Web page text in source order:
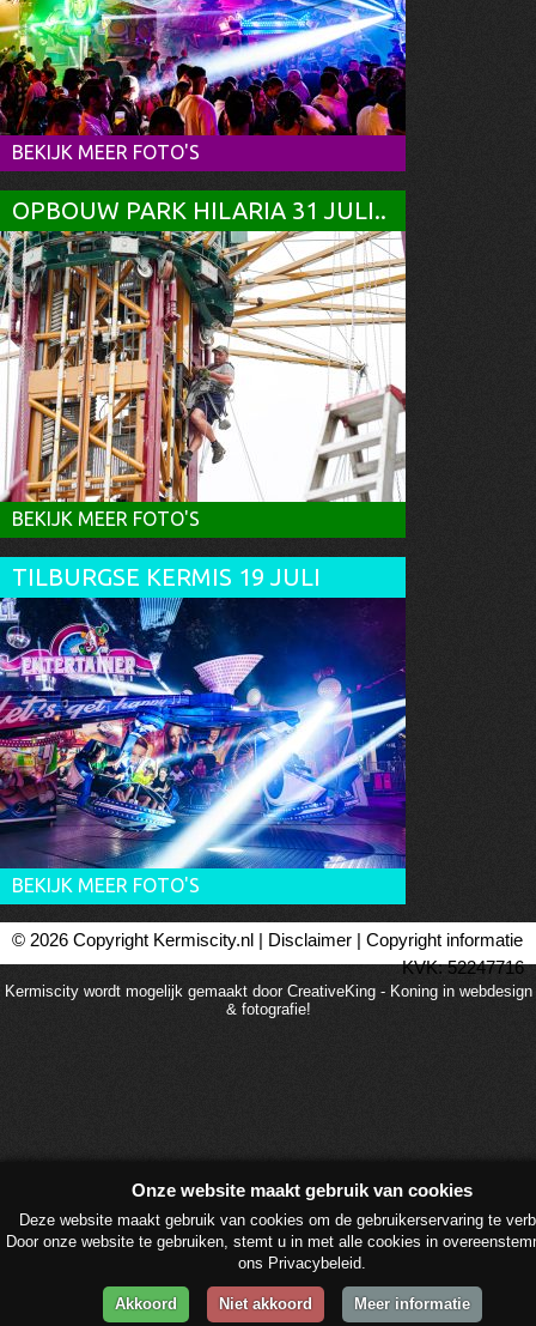
BEKIJK MEER FOTO'S
OPBOUW PARK HILARIA 31 JULI..
BEKIJK MEER FOTO'S
TILBURGSE KERMIS 19 JULI
BEKIJK MEER FOTO'S
© 2026 Copyright Kermiscity.nl | Disclaimer
Copyright informatie
KVK: 52247716
Kermiscity wordt mogelijk gemaakt door CreativeKing - Koning in webdesign
& fotografie!
Onze website maakt gebruik van cookies
Deze website maakt gebruik van cookies om de gebruikerservaring te
Door onze website te gebruiken, stemt u in met alle cookies in
ons Privacybeleid.
Akkoord Niet akkoord Meer informatie